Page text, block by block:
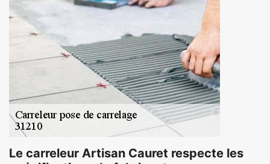
Le carreleur Artisan Cauret respecte les